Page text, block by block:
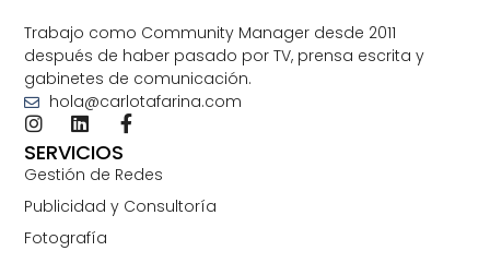
Trabajo como Community Manager desde 2011
después de haber pasado por TV, prensa escrita y
gabinetes de comunicación.
hola@carlotafarina.com
SERVICIOS
Gestión de Redes
Publicidad y Consultoría
Fotografía